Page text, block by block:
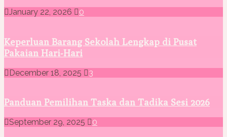
January 22, 2026 0
Keperluan Barang Sekolah Lengkap di Pusat
Pakaian Hari-Hari
December 18, 2025 3
Panduan Pemilihan Taska dan Tadika Sesi 2026
September 29, 2025 0